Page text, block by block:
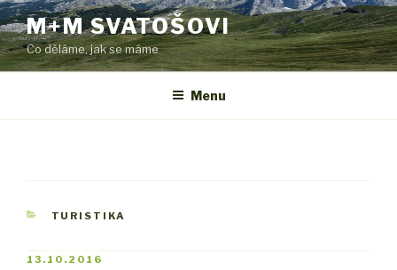
Přejít
k
obsahu
webu
M+M SVATOŠOVI
Co děláme, jak se máme
Menu
RUBRIKY
TURISTIKA
PUBLIKOVÁNO
13.10.2016